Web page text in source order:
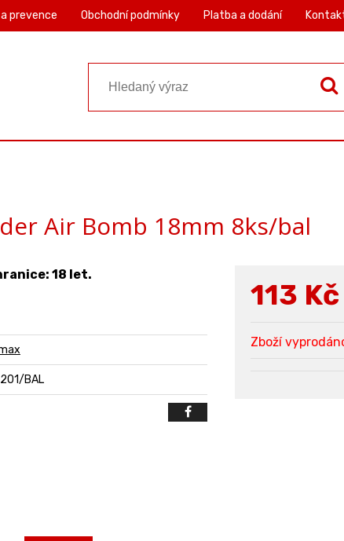
prevence Obchodní podmínky Platba a dodání
Air Bomb 18mm 8ks/bal
113 Kč
Zboží
18 let.
BAL